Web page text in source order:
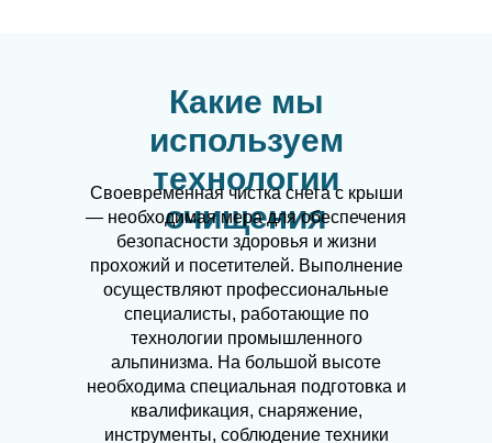
Какие мы
используем
технологии
очищения
Своевременная чистка снега с крыши
— необходимая мера для обеспечения
безопасности здоровья и жизни
прохожий и посетителей. Выполнение
осуществляют профессиональные
специалисты, работающие по
технологии промышленного
альпинизма. На большой высоте
необходима специальная подготовка и
квалификация, снаряжение,
инструменты, соблюдение техники